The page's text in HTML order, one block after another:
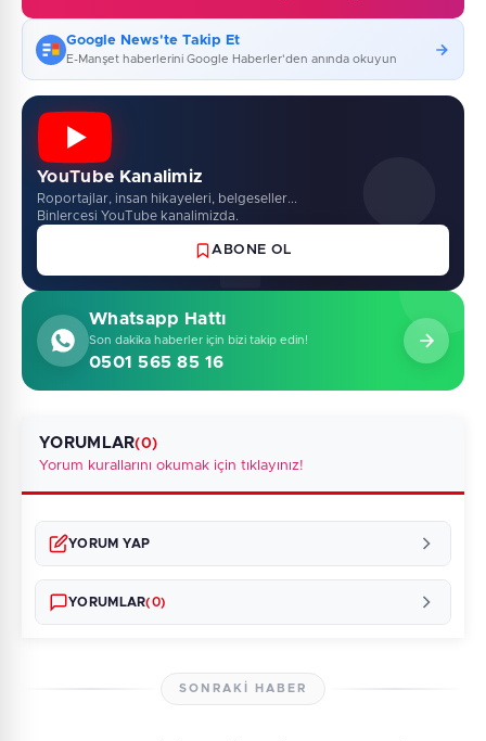
Google News'te Takip Et
E-Manşet haberlerini Google Haberler'den anında okuyun
YouTube Kanalimiz
Roportajlar, insan hikayeleri, belgeseller...
Binlercesi YouTube kanalimizda.
ABONE OL
Whatsapp Hattı
Son dakika haberler için bizi takip edin!
0501 565 85 16
YORUMLAR(0)
Yorum kurallarını okumak için tıklayınız!
YORUM YAP
YORUMLAR(0)
SONRAKI HABER